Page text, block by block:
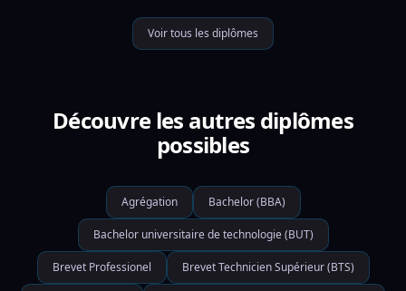
Voir tous les diplômes
Découvre les autres diplômes
possibles
Agrégation Bachelor (BBA)
Bachelor universitaire de technologie (BUT)
Brevet Professionel Brevet Technicien Supérieur (BTS)